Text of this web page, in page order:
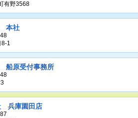
有野3568
本社
8-1
船原受付事務所
兵庫園田店